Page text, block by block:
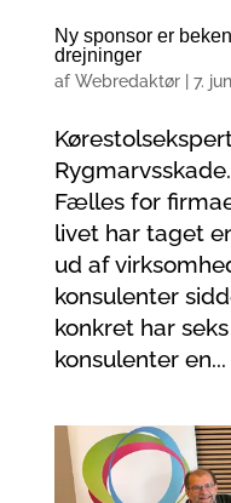
Ny sponsor er
drejninger
af Webredaktør| 7.
Fælles for
livet har taget
ud af
konsulenter
konkret har
konsulenter en...